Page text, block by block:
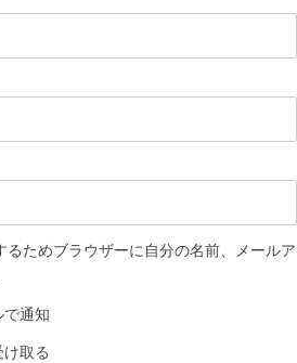
るためブラウザーに自分の名前、メールア
で通知
取る